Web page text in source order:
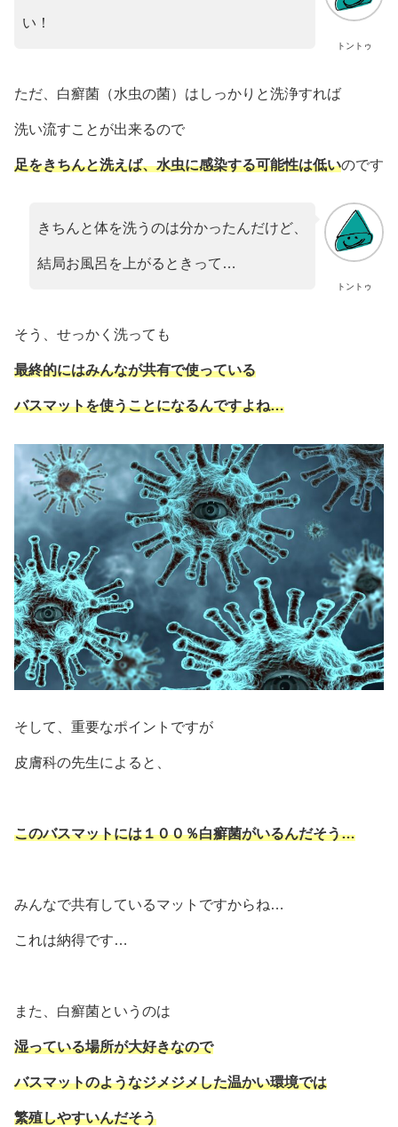
トントゥ
い！
ただ、白癬菌（水虫の菌）はしっかりと洗浄すれば
洗い流すことが出来るので
足をきちんと洗えば、水虫に感染する可能性は低いのです
トントゥ
きちんと体を洗うのは分かったんだけど、
結局お風呂を上がるときって…
そう、せっかく洗っても
最終的にはみんなが共有で使っている
バスマットを使うことになるんですよね…
そして、重要なポイントですが
皮膚科の先生によると、
このバスマットには１００％白癬菌がいるんだそう…
みんなで共有しているマットですからね…
これは納得です…
また、白癬菌というのは
湿っている場所が大好きなので
バスマットのようなジメジメした温かい環境では
繁殖しやすいんだそう